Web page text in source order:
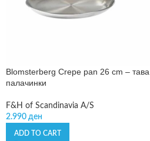
Blomsterberg Crepe pan 26 cm –
палачинки
F&H of Scandinavia A/S
2.990 ден
ADD TO CART